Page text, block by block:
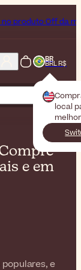
da marca
BR
BRL R$
local
e em
e